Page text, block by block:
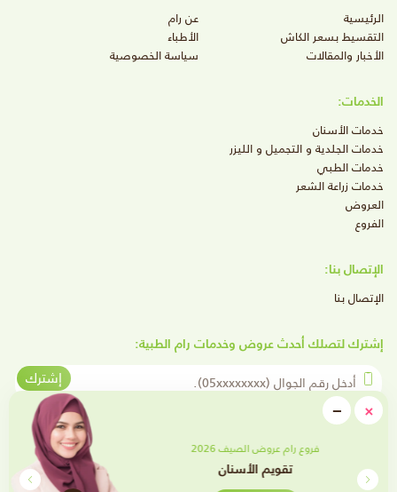
×
close−
Minimize
فروع رام عروض الصيف 2026
تقويم الأسنان
الرئيسية
عن رام
التقسيط بسعر الكاش
الأطباء
الأخبار والمقالات
سياسة الخصوصية
الخدمات:
خدمات الأسنان
خدمات الجلدية و التجميل و الليزر
خدمات الطبي
خدمات زراعة الشعر
العروض
الفروع
الإتصال بنا:
الإتصال بنا
إشترك لتصلك أحدث عروض وخدمات رام الطبية:
أدخل رقم الجوال
إشترك